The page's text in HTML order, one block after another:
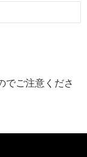
でご注意くださ